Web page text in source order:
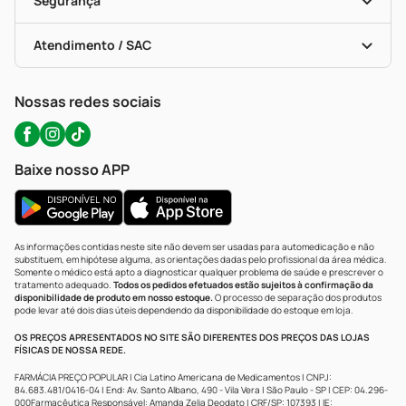
Troca E Devolução
Bulas De A A Z
Políticas De Marketplace
Testes Rápidos
Autoteste Covid-19
Certificado De Segurança
Portal Da Privacidade
Atendimento / SAC
WhatsApp (47) 9202-1687
Nossas redes sociais
Baixe nosso APP
As informações contidas neste site não devem ser usadas para automedicação e não
substituem, em hipótese alguma, as orientações dadas pelo profissional da área médica.
Somente o médico está apto a diagnosticar qualquer problema de saúde e prescrever o
tratamento adequado. Todos os pedidos efetuados estão sujeitos à confirmação da
disponibilidade de produto em nosso estoque.O processo de separação dos produtos
pode levar até dois dias úteis dependendo da disponibilidade do estoque em loja.
OS PREÇOS APRESENTADOS NO SITE SÃO DIFERENTES DOS PREÇOS DAS LOJAS
FÍSICAS DE NOSSA REDE.
FARMÁCIA PREÇO POPULAR | Cia Latino Americana de Medicamentos | CNPJ:
84.683.481/0416-04 | End: Av. Santo Albano, 490 - Vila Vera | São Paulo - SP | CEP: 04.296-
000Farmacêutica Responsável: Amanda Zelia Deodato | CRF/SP: 107393 | IE: